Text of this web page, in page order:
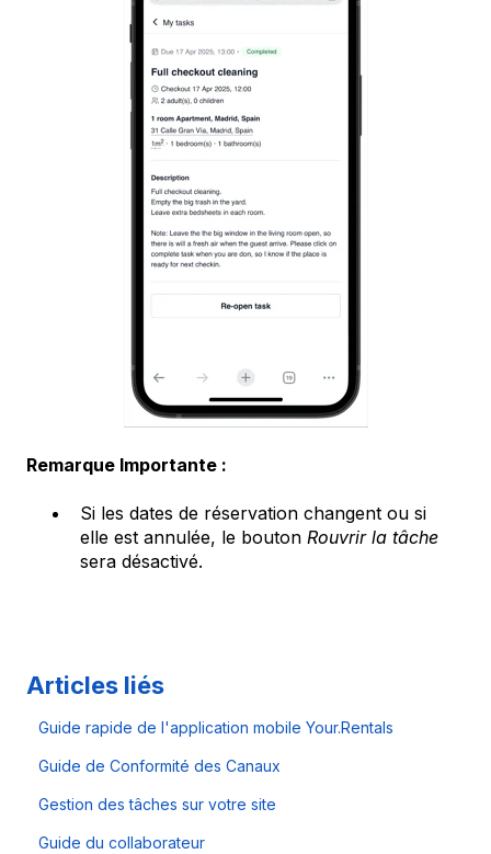
Remarque Importante :
Si les dates de réservation changent ou si
elle est annulée, le bouton Rouvrir la tâche
sera désactivé.
Articles liés
Guide rapide de l'application mobile Your.Rentals
Guide de Conformité des Canaux
Gestion des tâches sur votre site
Guide du collaborateur